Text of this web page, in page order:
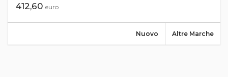
412,60 euro
Altre Marche
Nuovo